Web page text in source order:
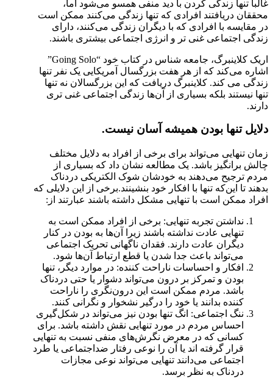
غالبا تنها زندگی کردن با دید منفی همسو می‌شود اما،
محققان دریافتند افرادی که تنها زندگی می‌کنند ممکن است
در مقایسه با افرادی که با دیگران زندگی می‌کنند، دارای
زندگی اجتماعی غنی تر و انرژی اجتماعی بیشتری باشند.
اریک کلاینبرگ، جامعه شناس در کتاب خود “Going Solo”
اشاره می‌کند که از هر هفت بزرگسال آمریکایی یک نفر تنها
زندگی می ‌کند. کلاینبرگ دریافت که این بزرگسالان نه تنها
تنها نیستند بلکه بسیاری از آن‌ها زندگی اجتماعی غنی تری
دارند.
دلایل تنها بودن همیشه آسان نیست.
زمان تنهایی می‌تواند برای برخی از افراد به دلایل مختلف
چالش برانگیز باشد. یک مطالعه نشان داد که بسیاری از
مردم ترجیح می‌‎دهند به خودشان شوک الکتریکی دردناک
بدهند تا این‌که تنها با افکار خود بنشینند.برخی از این دلایلی که
افراد ممکن است با تنهایی مشکل داشته باشند عبارتند از:
نداشتن تجربه تنهایی: برخی از افراد ممکن است به
تنهایی عادت نداشته باشند زیرا آن‌ها به بودن در کنار
دیگران عادت دارند. فقدان ناگهانی تحریک اجتماعی
می‌تواند باعث جدا شدن یا قطع ارتباط آن‌ها شود.
افکار و احساسات ناراحت کننده: در موارد دیگر، تنها
بودن و تمرکز بر درون می‌تواند دشوار یا حتی دردناک
باشد. مردم ممکن است این درون‌نگری را ناراحت
کننده بدانند یا خود را درگیر نشخوار و نگرانی کنند.
ننگ اجتماعی: انگ تنها بودن نیز می‌تواند در شکل‌گیری
احساس مردم در مورد تنهایی نقش داشته باشد. برای
کسانی که در معرض نگرش‌های منفی نسبت به تنهایی
قرار گرفته اند یا آن را نوعی رفتار ضداجتماعی یا طرد
اجتماعی می‌دانند تنهایی می‌تواند نوعی مجازات
دردناک به نظر برسد.